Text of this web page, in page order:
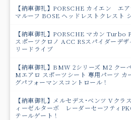
【納車御礼】PORSCHE カイエン エ
マルーフ BOSE ヘッドレストクレスト
【納車御礼】PORSCHE マカン
スポーツクロノ ACC RSスパイダーデ
リードライブ
【納車御礼】BMW 2シリーズ M2 ク
Mエアロ スポーツシート 専用パーツ カ
グパフォーマンスコントロール！
【納車御礼】メルセデス･ベンツ Vクラ
ィーゼルターボ レーダーセーフティ
テールゲート！